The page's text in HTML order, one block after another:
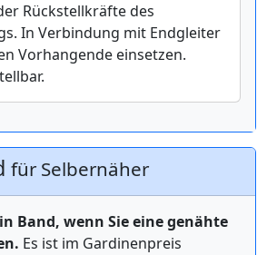
Rückstellkräfte des
In Verbindung mit Endgleiter
Vorhangende einsetzen.
für Selbernäher
Band, wenn Sie eine genähte
Es ist im Gardinenpreis